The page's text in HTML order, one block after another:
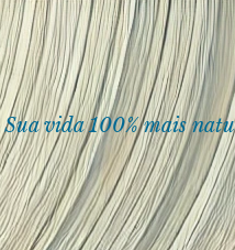
Sua vida 100% mais